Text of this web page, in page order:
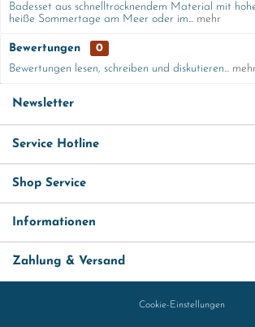
Badesset aus schnelltrocknendem Material mit
heiße Sommertage am Meer oder im... mehr
Bewertungen
0
Bewertungen lesen, schreiben und diskutieren... mehr
Newsletter
Service Hotline
Shop Service
Informationen
Zahlung & Versand
Cookie-Einstellungen